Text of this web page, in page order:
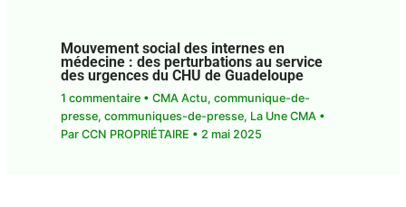
Mouvement social des internes en
médecine : des perturbations au service
des urgences du CHU de Guadeloupe
1 commentaire •CMA Actu,
communique-de-